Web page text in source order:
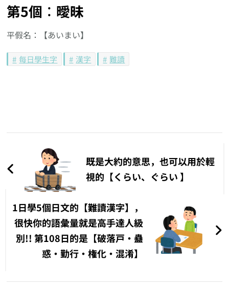
第5個︰曖昧
平假名：【あいまい】
每日學生字 漢字 難讀
章
導
覽
既是大約的意思，也可以用於輕
視的【くらい、ぐらい 】
1日學5個日文的【難讀漢字】，
很快你的語彙量就是高手達人級
別!! 第108日的是【破落戸‧蠱
惑‧勤行‧権化‧混淆】